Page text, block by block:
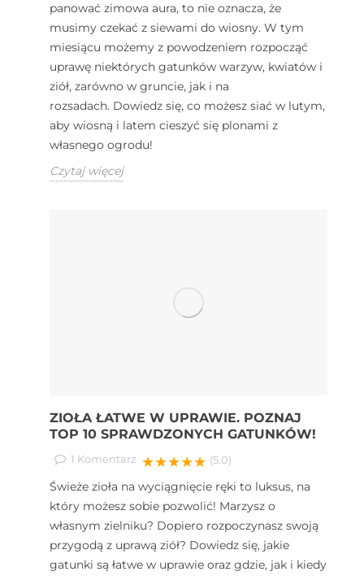
panować zimowa aura, to nie oznacza, że
musimy czekać z siewami do wiosny. W tym
miesiącu możemy z powodzeniem rozpocząć
uprawę niektórych gatunków warzyw, kwiatów i
ziół, zarówno w gruncie, jak i na
rozsadach. Dowiedz się, co możesz siać w lutym,
aby wiosną i latem cieszyć się plonami z
własnego ogrodu!
Czytaj więcej
ZIOŁA ŁATWE W UPRAWIE. POZNAJ
TOP 10 SPRAWDZONYCH GATUNKÓW!
1 Komentarz ★★★★★ (5.0)
Świeże zioła na wyciągnięcie ręki to luksus, na
który możesz sobie pozwolić! Marzysz o
własnym zielniku? Dopiero rozpoczynasz swoją
przygodą z uprawą ziół? Dowiedz się, jakie
gatunki są łatwe w uprawie oraz gdzie, jak i kiedy